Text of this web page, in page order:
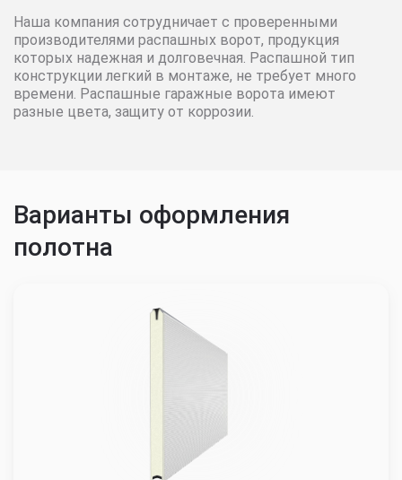
3800 40493 41303
3900 41303 42129
43830
45602
Наша компания сотрудничает с проверенными
производителями распашных ворот, продукция
которых надежная и долговечная. Распашной тип
конструкции легкий в монтаже, не требует много
времени. Распашные гаражные ворота имеют
разные цвета, защиту от коррозии.
Варианты оформления
полотна